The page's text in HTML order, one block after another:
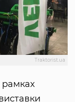
Traktorist.ua
рамках